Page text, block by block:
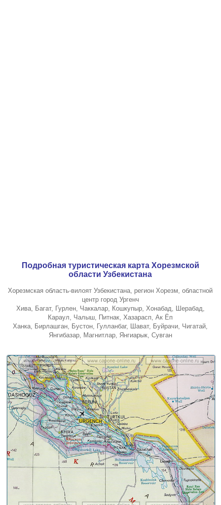
Подробная туристическая карта Хорезмской
области Узбекистана
Хорезмская область-вилоят Узбекистана, регион Хорезм, областной
центр город Ургенч
Хива, Багат, Гурлен, Чаккалар, Кошкупыр, Хонабад, Шерабад,
Караул, Чалыш, Питнак, Хазарасп, Ак Ёп
Ханка, Бирлашган, Бустон, Гулланбаг, Шават, Буйрачи, Чигатай,
Янгибазар, Магнитлар, Янгиарык, Сувган